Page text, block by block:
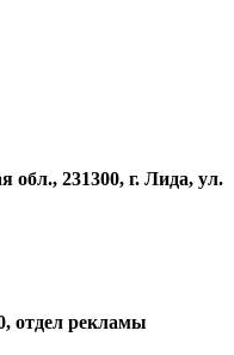
обл., 231300, г. Лида, ул.
отдел рекламы